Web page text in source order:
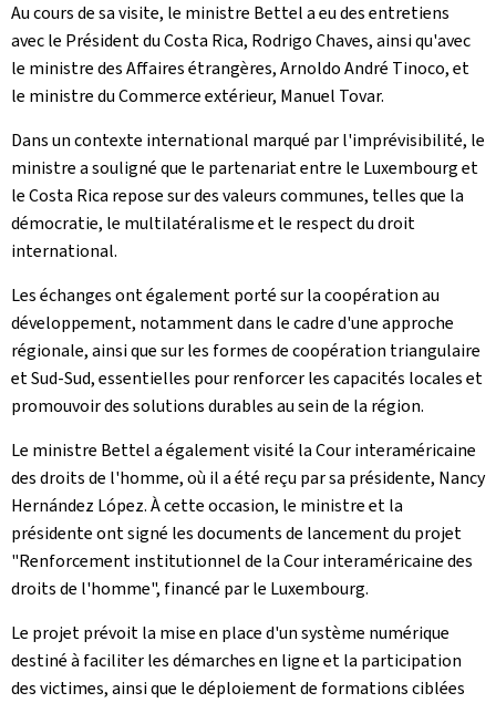
Au cours de sa visite, le ministre Bettel a eu des entretiens
avec le Président du Costa Rica, Rodrigo Chaves, ainsi qu'avec
le ministre des Affaires étrangères, Arnoldo André Tinoco, et
le ministre du Commerce extérieur, Manuel Tovar.
Dans un contexte international marqué par l'imprévisibilité, le
ministre a souligné que le partenariat entre le Luxembourg et
le Costa Rica repose sur des valeurs communes, telles que la
démocratie, le multilatéralisme et le respect du droit
international.
Les échanges ont également porté sur la coopération au
développement, notamment dans le cadre d'une approche
régionale, ainsi que sur les formes de coopération triangulaire
et Sud-Sud, essentielles pour renforcer les capacités locales et
promouvoir des solutions durables au sein de la région.
Le ministre Bettel a également visité la Cour interaméricaine
des droits de l'homme, où il a été reçu par sa présidente, Nancy
Hernández López. À cette occasion, le ministre et la
présidente ont signé les documents de lancement du projet
"Renforcement institutionnel de la Cour interaméricaine des
droits de l'homme", financé par le Luxembourg.
Le projet prévoit la mise en place d'un système numérique
destiné à faciliter les démarches en ligne et la participation
des victimes, ainsi que le déploiement de formations ciblées